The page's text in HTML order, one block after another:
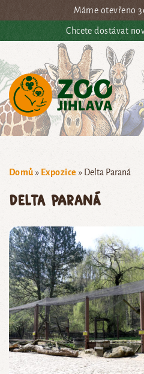
Přejít na hlavní obsahMáme otevřeno
Chcete dostávat
Domů » Expozice » Delta Paraná
Delta Paraná